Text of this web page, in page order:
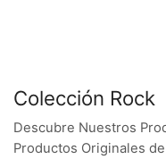
Colección Rock
Descubre Nuestros
Productos Originales